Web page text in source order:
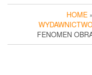
HOME
FENOMEN